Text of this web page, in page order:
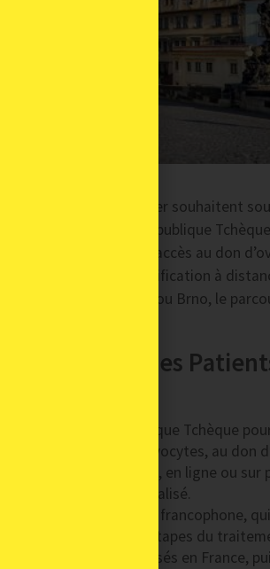
une FIV à l’étranger souhaitent
organiser. La FIV en République
plus souples, à l’accès au don
le PGT. Avec une planification à
séjour à Prague ou Brno, le
pour les
choisissent la République Tchèque
flexibles, au don d’ovocytes, au don
consultation gratuite, en ligne ou
de traitement personnalisé.
par un coordinateur francophone,
et les différentes étapes du
suivi peuvent être réalisés en France,